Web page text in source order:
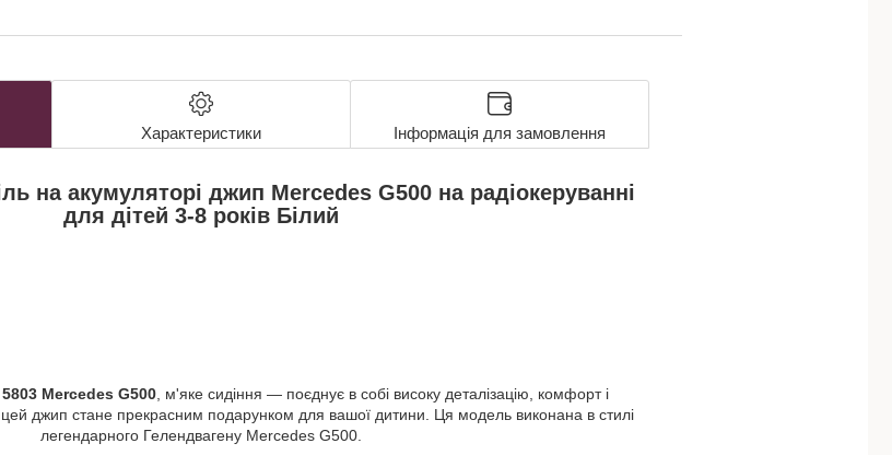
Характеристики Інформація для замовлення
на акумуляторі джип Mercedes G500 на радіокеруванні
для дітей 3-8 років Білий
Mercedes G500, м'яке сидіння — поєднує в собі високу деталізацію, комфорт і
цей джип стане прекрасним подарунком для вашої дитини. Ця модель виконана в стилі
легендарного Гелендвагену Mercedes G500.